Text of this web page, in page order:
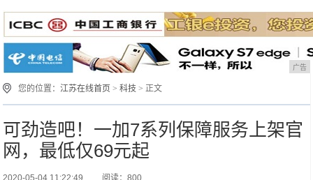
广告
您的位置：江苏在线首页 >科技 > 正文
可劲造吧！一加7系列保障服务上架官
网，最低仅69元起
2020-05-04 11:22:49 阅读：800